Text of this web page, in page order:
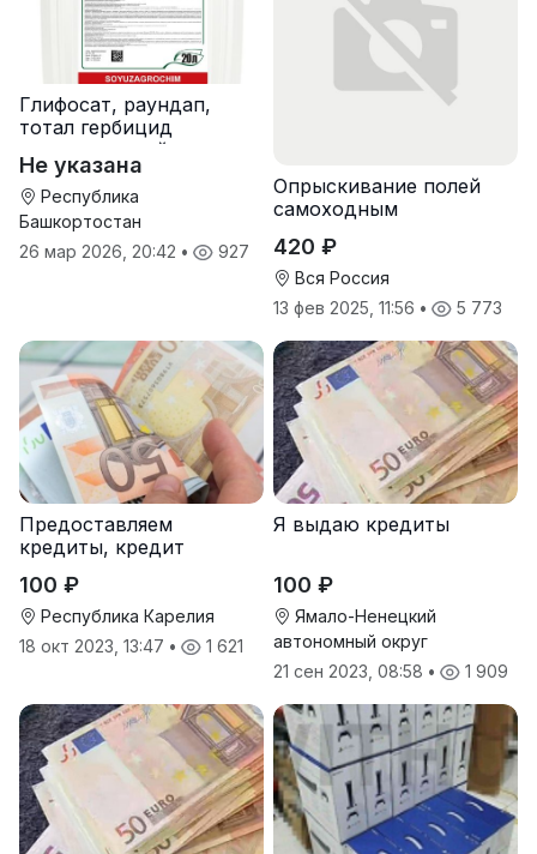
Глифосат, раундап,
тотал гербицид
сплошного действия
Не указана
Республика
Башкортостан
26 мар 2026, 20:42 • 927
Опрыскивание полей
самоходным
Туман-2
420 ₽
Вся Россия
13 фев 2025, 11:56 • 5 773
Предоставляем
кредиты, кредит
100 ₽
Республика Карелия
18 окт 2023, 13:47 • 1 621
Я выдаю кредиты
100 ₽
Ямало-Ненецкий
автономный округ
21 сен 2023, 08:58 • 1 909